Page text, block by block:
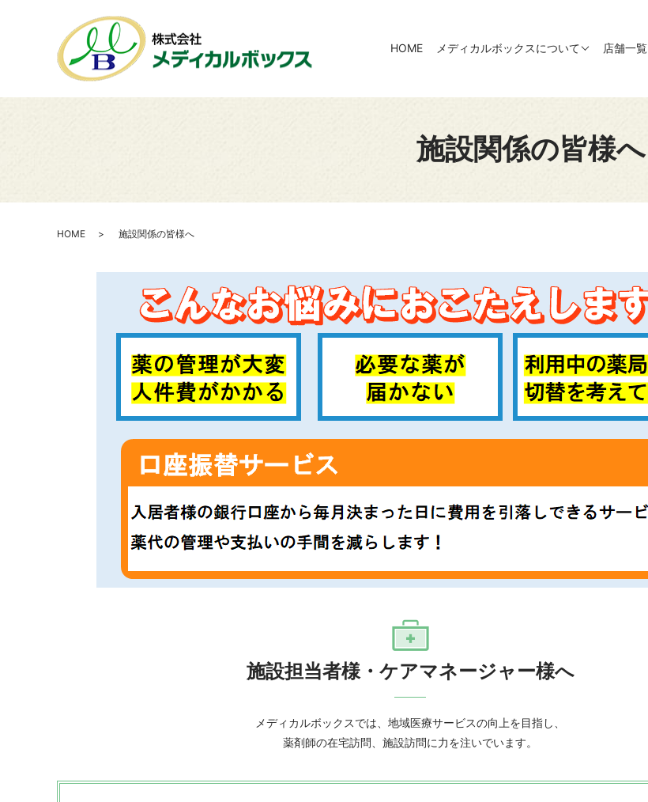
HOME メディカルボックスについて 店舗一覧
施設関係の皆様へ
HOME 施設関係の皆様へ
施設担当者様・ケアマネージャー様へ
メディカルボックスでは、地域医療サービスの向上を目指し、
薬剤師の在宅訪問、施設訪問に力を注いでいます。